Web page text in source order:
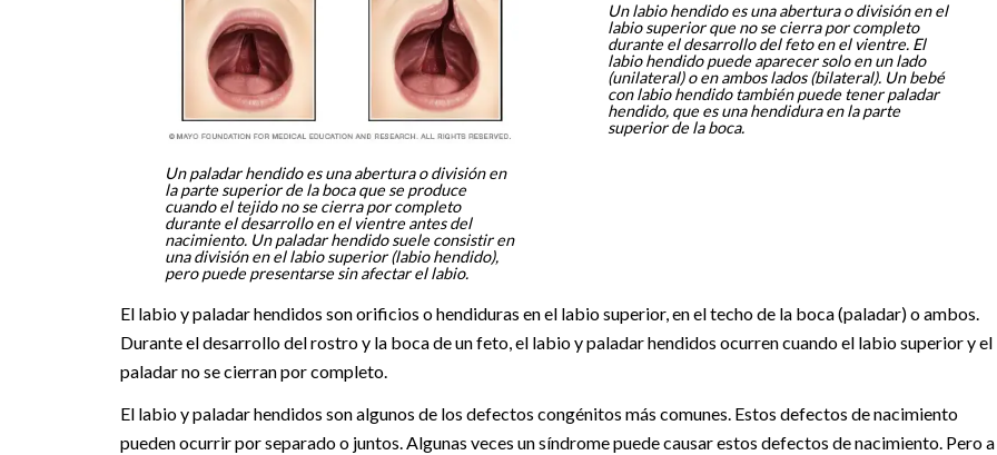
Un labio hendido es una abertura o división en el
labio superior que no se cierra por completo
durante el desarrollo del feto en el vientre. El
labio hendido puede aparecer solo en un lado
(unilateral) o en ambos lados (bilateral). Un bebé
con labio hendido también puede tener paladar
hendido, que es una hendidura en la parte
superior de la boca.
Un paladar hendido es una abertura o división en
la parte superior de la boca que se produce
cuando el tejido no se cierra por completo
durante el desarrollo en el vientre antes del
nacimiento. Un paladar hendido suele consistir en
una división en el labio superior (labio hendido),
pero puede presentarse sin afectar el labio.
El labio y paladar hendidos son orificios o hendiduras en el labio superior, en el techo de la boca (paladar) o ambos.
Durante el desarrollo del rostro y la boca de un feto, el labio y paladar hendidos ocurren cuando el labio superior y el
paladar no se cierran por completo.
El labio y paladar hendidos son algunos de los defectos congénitos más comunes. Estos defectos de nacimiento
pueden ocurrir por separado o juntos. Algunas veces un síndrome puede causar estos defectos de nacimiento. Pero a